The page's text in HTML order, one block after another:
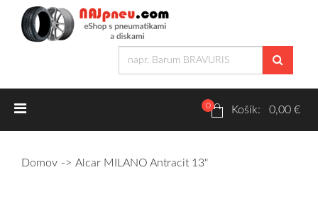
Letné pneumatiky 0 Košík: 0,00 €
Domov Alcar MILANO Antracit 13"